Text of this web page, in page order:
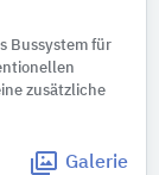
Bussystem für
zusätzliche
Galerie